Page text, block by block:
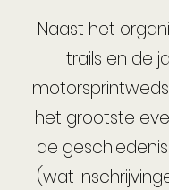
Naast het
trails en de
het grootste
de geschiedenis
(wat